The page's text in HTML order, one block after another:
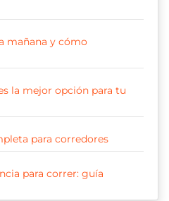
mañana y cómo
la mejor opción para tu
para corredores
para correr: guía